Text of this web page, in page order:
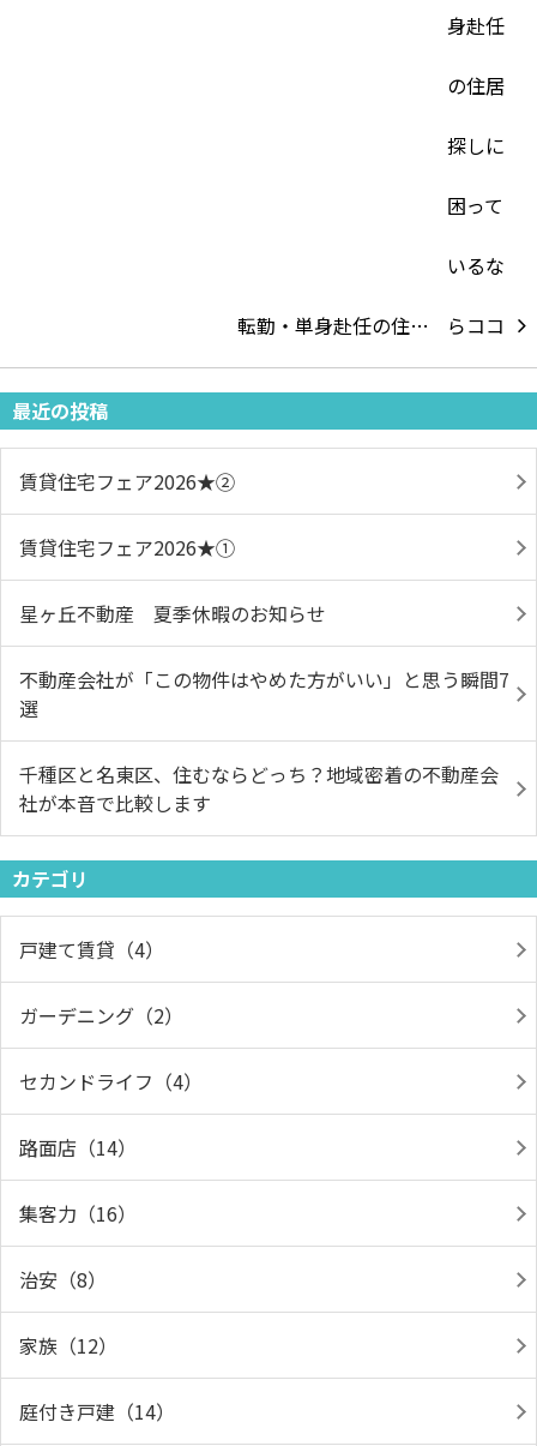
転勤・単身赴任の住…
最近の投稿
賃貸住宅フェア2026★➁
賃貸住宅フェア2026★①
星ヶ丘不動産 夏季休暇のお知らせ
不動産会社が「この物件はやめた方がいい」と思う瞬間7
選
千種区と名東区、住むならどっち？地域密着の不動産会
社が本音で比較します
カテゴリ
戸建て賃貸（4）
ガーデニング（2）
セカンドライフ（4）
路面店（14）
集客力（16）
治安（8）
家族（12）
庭付き戸建（14）